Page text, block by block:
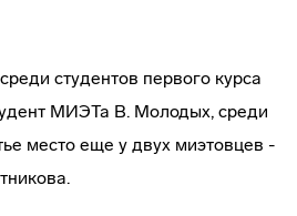
студентов первого курса
МИЭТа В. Молодых, среди
место еще у двух миэтовцев -